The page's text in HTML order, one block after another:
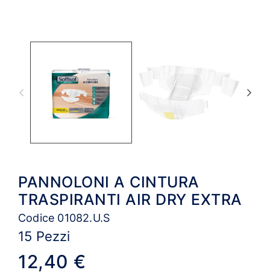
PANNOLONI A CINTURA
TRASPIRANTI AIR DRY EXTRA
Codice 01082.U.S
15 Pezzi
12,40 €